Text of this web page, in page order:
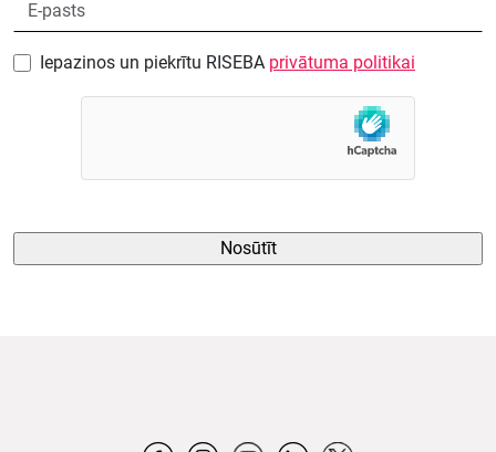
Iepazinos un piekrītu RISEBA privātuma politikai